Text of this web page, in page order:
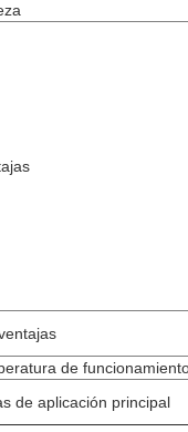
de
de aplicación principal